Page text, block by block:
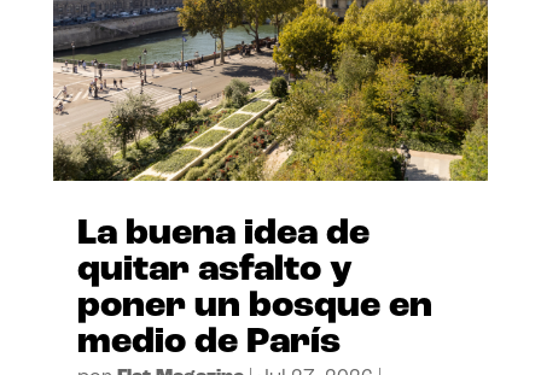
La buena idea de
quitar asfalto y
poner un bosque en
medio de París